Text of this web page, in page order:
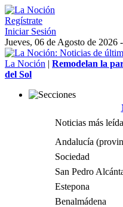
Regístrate
Iniciar Sesión
Jueves, 06 de Agosto de 2026
La Noción | Remodelan la
del Sol
Noticias más
Andalucía
Sociedad
San Pedro
Estepona
Benalmádena